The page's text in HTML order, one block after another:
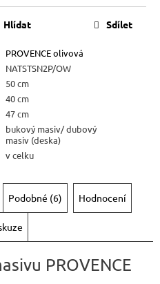
PROVENCE olivová
NATSTSN2P/OW
50 cm
40 cm
47 cm
bukový masiv/ dubový
masiv (deska)
v celku
Hlídat Sdílet
Podobné (6) Hodnocení
PROVENCE